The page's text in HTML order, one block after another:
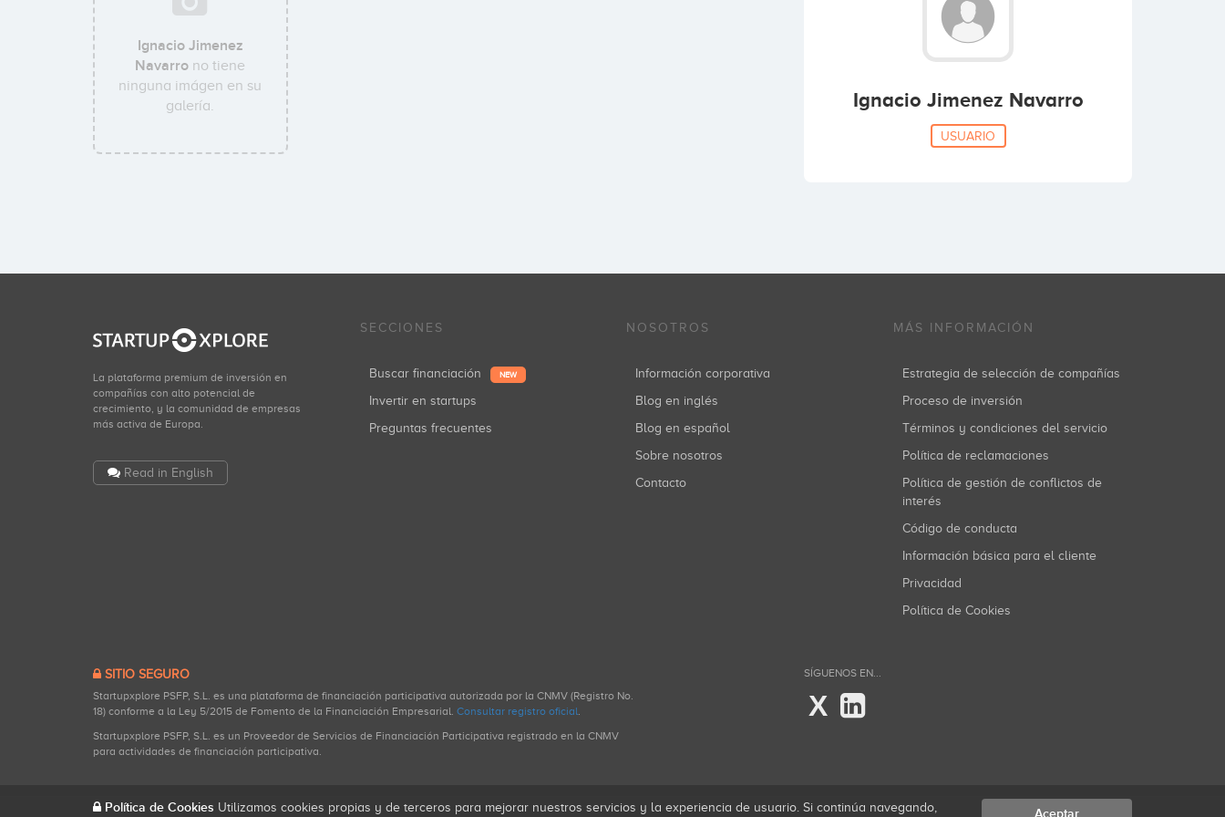
Ignacio Jimenez
Navarro no tiene
ninguna imágen en su
galería.
Ignacio Jimenez Navarro
USUARIO
La plataforma premium de inversión en
compañías con alto potencial de
crecimiento, y la comunidad de empresas
más activa de Europa.
Read in English
SECCIONES
Buscar financiación NEW
Invertir en startups
Preguntas frecuentes
NOSOTROS
Información corporativa
Blog en inglés
Blog en español
Sobre nosotros
Contacto
MÁS INFORMACIÓN
Estrategia de selección de compañías
Proceso de inversión
Términos y condiciones del servicio
Política de reclamaciones
Política de gestión de conflictos de
interés
Código de conducta
Información básica para el cliente
Privacidad
Política de Cookies
SITIO SEGURO
Startupxplore PSFP, S.L. es una plataforma de financiación participativa autorizada por la CNMV (Registro No.
18) conforme a la Ley 5/2015 de Fomento de la Financiación Empresarial. Consultar registro oficial.
Startupxplore PSFP, S.L. es un Proveedor de Servicios de Financiación Participativa registrado en la CNMV
para actividades de financiación participativa.
SÍGUENOS EN...
X
Política de Cookies Utilizamos cookies propias y de terceros para mejorar nuestros servicios y la experiencia de usuario. Si continúa navegando, Aceptar